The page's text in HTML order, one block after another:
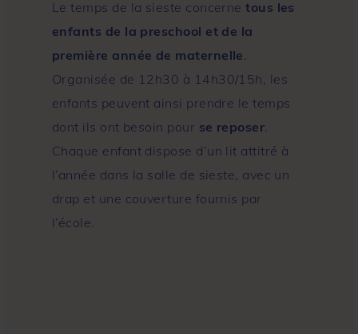
Le temps de la sieste concernetous les
enfants de la preschool et de la
première année de maternelle
Organisée de 12h30 à 14h30/15h, les
enfants peuvent ainsi prendre le temps
dont ils ont besoin pour se reposer
Chaque enfant dispose d’un lit attitré à
l’année dans la salle de sieste, avec un
drap et une couverture fournis par
l’école.